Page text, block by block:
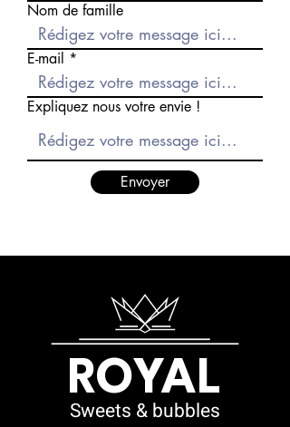
Nom de famille
E-mail
Expliquez nous votre envie !
Envoyer
ROYAL
Sweets & bubbles